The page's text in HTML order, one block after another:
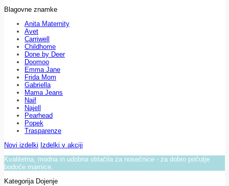
Blagovne znamke
Anita Maternity
Avet
Carriwell
Childhome
Done by Deer
Doomoo
Emma Jane
Frida Mom
Gabriella
Mama Jeans
Naif
Najell
Pearhead
Popek
Trasparenze
Novi izdelki Izdelki v akciji
Kvalitetna, modna in udobna oblačila za nosečnice - za dobro počutje
bodoče mamice.
Kategorija Dojenje